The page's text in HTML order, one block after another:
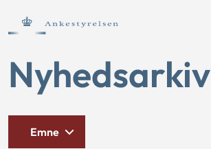
Nyhedsarkiv
Emne